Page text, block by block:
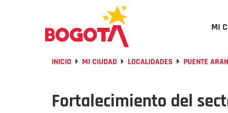
MI
INICIO MI CIUDAD LOCALIDADES PUENTE
Fortalecimiento del